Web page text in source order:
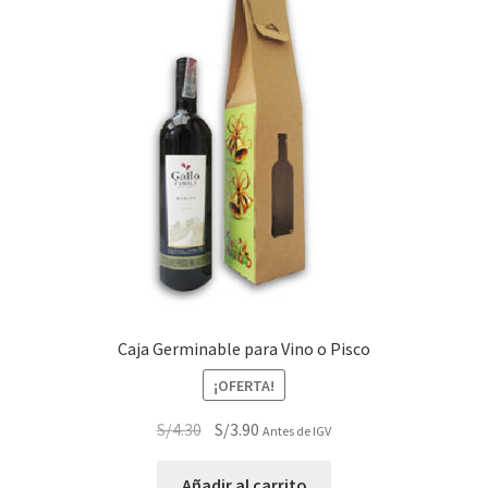
Caja Germinable para Vino o Pisco
¡OFERTA!
S/4.30 El
original
S/3.90 El
actual
Antes de IGV